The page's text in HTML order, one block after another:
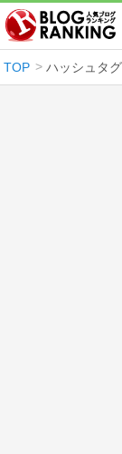
TOP ハッシュタグ